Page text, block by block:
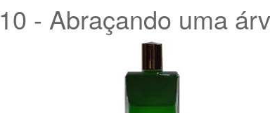
10 - Abraçando uma